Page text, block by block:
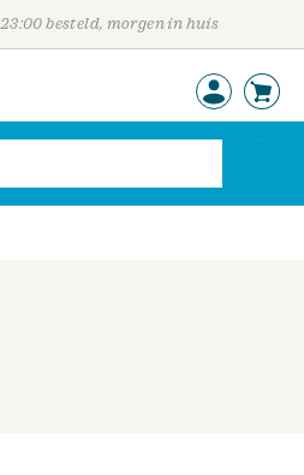
besteld, morgen in huis